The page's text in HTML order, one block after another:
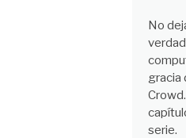
No
gracia
serie.